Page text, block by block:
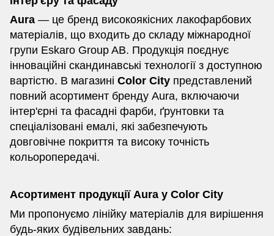
Aura — це бренд високоякісних лакофарбових
матеріалів, що входить до складу міжнародної
групи Eskaro Group AB. Продукція поєднує
інноваційні скандинавські технології з доступною
вартістю. В магазині Color City представлений
повний асортимент бренду Aura, включаючи
інтер'єрні та фасадні фарби, ґрунтовки та
спеціалізовані емалі, які забезпечують
довговічне покриття та високу точність
кольоропередачі.
Асортимент продукції Aura у Color City
Ми пропонуємо лінійку матеріалів для вирішення
будь-яких будівельних завдань: